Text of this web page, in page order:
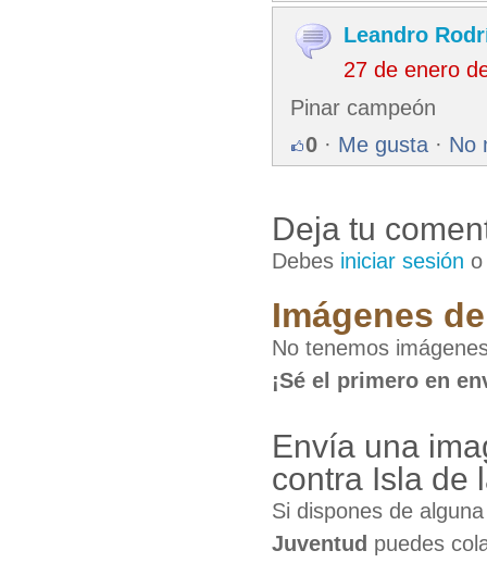
Leandro
27 de enero
Pinar campeón
0 · Me gusta · No
Deja tu
Debes iniciar sesión
Imágenes
No tenemos
¡Sé el primero en
Envía una
contra Isla de
Si dispones de
Juventud puedes